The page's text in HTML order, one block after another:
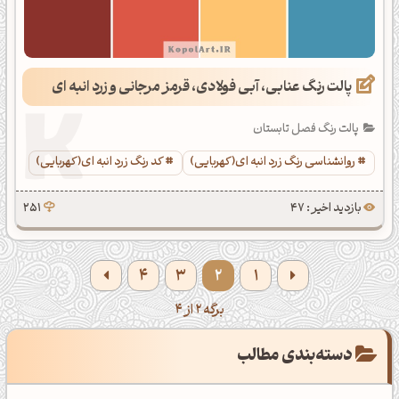
پالت رنگ عنابی، آبی فولادی، قرمز مرجانی و زرد انبه ای
پالت رنگ فصل تابستان
روانشناسی رنگ زرد انبه ای(کهربایی)
کد رنگ زرد انبه ای(کهربایی)
بازدید اخیر : 47 251
1
2
3
4
برگه 2 از 4
دسته‌بندی مطالب